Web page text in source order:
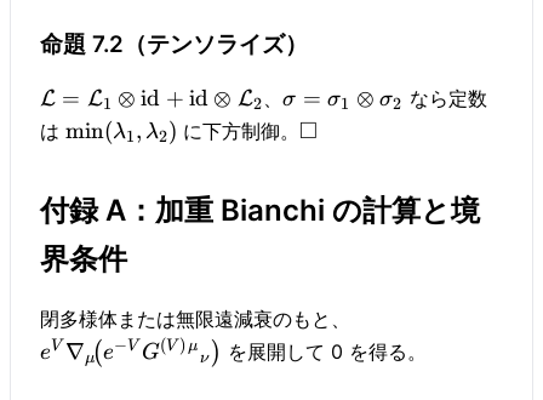
命題 7.2（テンソライズ）
L = L1 ⊗ id + id ⊗ L2 、 σ = σ1 ⊗ σ2 なら定数
は min(λ1, λ2) に下方制御。 □
付録 A：加重 Bianchi の計算と境
界条件
閉多様体または無限遠減衰のもと、
e V ∇μ(e− V G(V ) μ
ν ) を展開して 0 を得る。